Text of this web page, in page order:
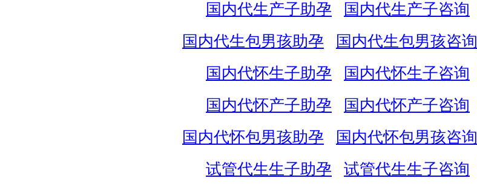
国内代生产子助孕
国内代生产子咨询
国内代生包男孩助孕
国内代生包男孩咨询
国内代怀生子助孕
国内代怀生子咨询
国内代怀产子助孕
国内代怀产子咨询
国内代怀包男孩助孕
国内代怀包男孩咨询
试管代生生子助孕
试管代生生子咨询